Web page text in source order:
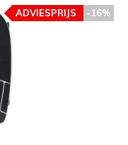
-16%
ADVIESPRIJS